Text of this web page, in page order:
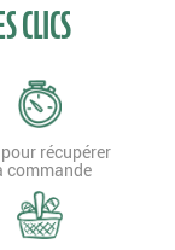
CLICS
récupérer
commande